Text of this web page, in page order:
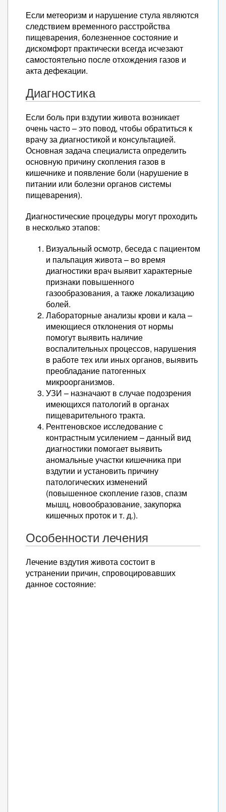
Если метеоризм и нарушение стула являются
следствием временного расстройства
пищеварения, болезненное состояние и
дискомфорт практически всегда исчезают
самостоятельно после отхождения газов и
акта дефекации.
Диагностика
Если боль при вздутии живота возникает
очень часто – это повод, чтобы обратиться к
врачу за диагностикой и консультацией.
Основная задача специалиста определить
основную причину скопления газов в
кишечнике и появление боли (нарушение в
питании или болезни органов системы
пищеварения).
Диагностические процедуры могут проходить
в несколько этапов:
Визуальный осмотр, беседа с пациентом
и пальпация живота – во время
диагностики врач выявит характерные
признаки повышенного
газообразования, а также локализацию
болей.
Лабораторные анализы крови и кала –
имеющиеся отклонения от нормы
помогут выявить наличие
воспалительных процессов, нарушения
в работе тех или иных органов, выявить
преобладание патогенных
микроорганизмов.
УЗИ – назначают в случае подозрения
имеющихся патологий в органах
пищеварительного тракта.
Рентгеновское исследование с
контрастным усилением – данный вид
диагностики помогает выявить
аномальные участки кишечника при
вздутии и установить причину
патологических изменений
(повышенное скопление газов, спазм
мышц, новообразование, закупорка
кишечных проток и т. д.).
Особенности лечения
Лечение вздутия живота состоит в
устранении причин, спровоцировавших
данное состояние: